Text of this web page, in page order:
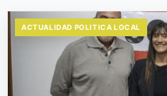
ACTUALIDAD POLITICA LOCAL